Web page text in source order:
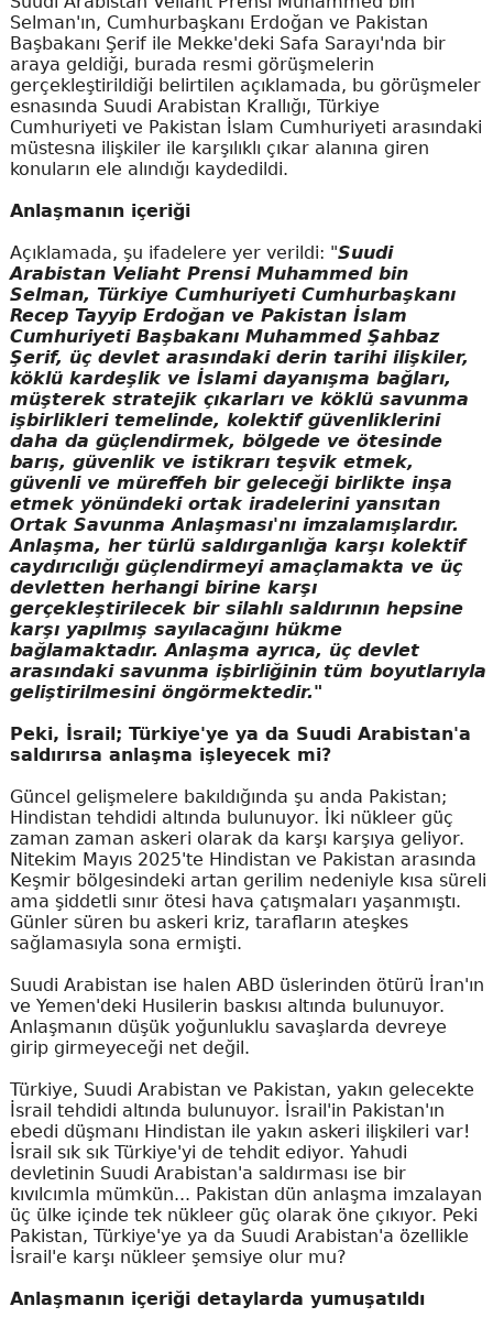
Selman'ın, Cumhurbaşkanı Erdoğan ve Pakistan
Başbakanı Şerif ile Mekke'deki Safa Sarayı'nda bir
araya geldiği, burada resmi görüşmelerin
gerçekleştirildiği belirtilen açıklamada, bu görüşmeler
esnasında Suudi Arabistan Krallığı, Türkiye
Cumhuriyeti ve Pakistan İslam Cumhuriyeti arasındaki
müstesna ilişkiler ile karşılıklı çıkar alanına giren
konuların ele alındığı kaydedildi.
Anlaşmanın içeriği
Açıklamada, şu ifadelere yer verildi: "Suudi
Arabistan Veliaht Prensi Muhammed bin
Selman, Türkiye Cumhuriyeti Cumhurbaşkanı
Recep Tayyip Erdoğan ve Pakistan İslam
Cumhuriyeti Başbakanı Muhammed Şahbaz
Şerif, üç devlet arasındaki derin tarihi ilişkiler,
köklü kardeşlik ve İslami dayanışma bağları,
müşterek stratejik çıkarları ve köklü savunma
işbirlikleri temelinde, kolektif güvenliklerini
daha da güçlendirmek, bölgede ve ötesinde
barış, güvenlik ve istikrarı teşvik etmek,
güvenli ve müreffeh bir geleceği birlikte inşa
etmek yönündeki ortak iradelerini yansıtan
Ortak Savunma Anlaşması'nı imzalamışlardır.
Anlaşma, her türlü saldırganlığa karşı kolektif
caydırıcılığı güçlendirmeyi amaçlamakta ve üç
devletten herhangi birine karşı
gerçekleştirilecek bir silahlı saldırının hepsine
karşı yapılmış sayılacağını hükme
bağlamaktadır. Anlaşma ayrıca, üç devlet
arasındaki savunma işbirliğinin tüm boyutlarıyla
geliştirilmesini öngörmektedir."
Peki, İsrail; Türkiye'ye ya da Suudi Arabistan'a
saldırırsa anlaşma işleyecek mi?
Güncel gelişmelere bakıldığında şu anda Pakistan;
Hindistan tehdidi altında bulunuyor. İki nükleer güç
zaman zaman askeri olarak da karşı karşıya geliyor.
Nitekim Mayıs 2025'te Hindistan ve Pakistan arasında
Keşmir bölgesindeki artan gerilim nedeniyle kısa süreli
ama şiddetli sınır ötesi hava çatışmaları yaşanmıştı.
Günler süren bu askeri kriz, tarafların ateşkes
sağlamasıyla sona ermişti.
Suudi Arabistan ise halen ABD üslerinden ötürü İran'ın
ve Yemen'deki Husilerin baskısı altında bulunuyor.
Anlaşmanın düşük yoğunluklu savaşlarda devreye
girip girmeyeceği net değil.
Türkiye, Suudi Arabistan ve Pakistan, yakın gelecekte
İsrail tehdidi altında bulunuyor. İsrail'in Pakistan'ın
ebedi düşmanı Hindistan ile yakın askeri ilişkileri var!
İsrail sık sık Türkiye'yi de tehdit ediyor. Yahudi
devletinin Suudi Arabistan'a saldırması ise bir
kıvılcımla mümkün... Pakistan dün anlaşma imzalayan
üç ülke içinde tek nükleer güç olarak öne çıkıyor. Peki
Pakistan, Türkiye'ye ya da Suudi Arabistan'a özellikle
İsrail'e karşı nükleer şemsiye olur mu?
Anlaşmanın içeriği detaylarda yumuşatıldı